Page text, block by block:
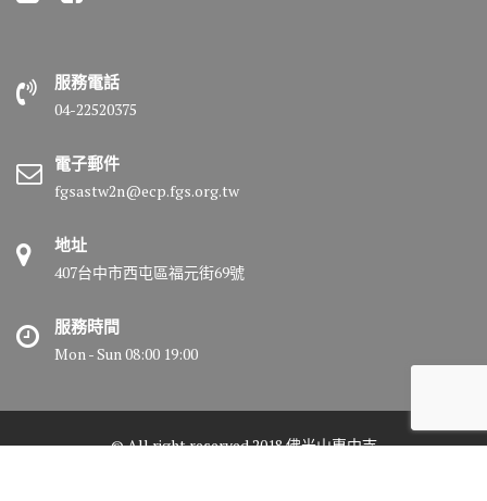
服務電話
04-22520375
電子郵件
fgsastw2n@ecp.fgs.org.tw
地址
407台中市西屯區福元街69號
服務時間
Mon - Sun 08:00 19:00
© All right reserved 2018 佛光山惠中寺